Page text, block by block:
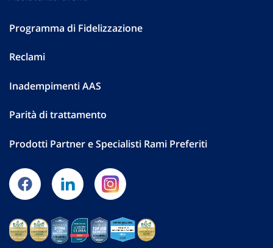
Programma di Fidelizzazione
Reclami
Inadempimenti AAS
Parità di trattamento
Prodotti Partner e Specialisti Rami Preferiti